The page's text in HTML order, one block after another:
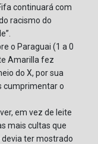
continuará com
racismo do
o Paraguai (1 a 0
Amarilla fez
do X, por sua
cumprimentar o
em vez de leite
mais cultas que
ter mostrado